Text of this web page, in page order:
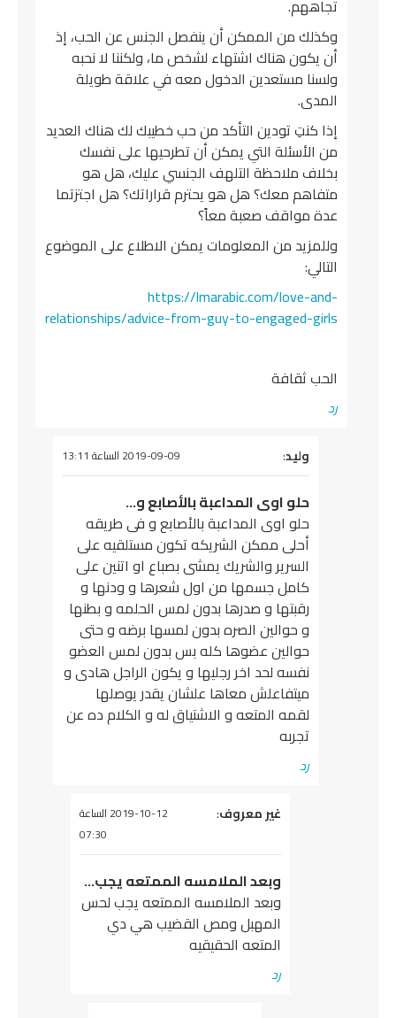
تجاههم.
وكذلك من الممكن أن ينفصل الجنس عن الحب، إذ
أن يكون هناك اشتهاء لشخص ما، ولكننا لا نحبه
ولسنا مستعدين الدخول معه في علاقة طويلة
المدى.
إذا كنتِ تودين التأكد من حب خطيبك لك هناك العديد
من الأسئلة التي يمكن أن تطرحيها على نفسك
بخلاف ملاحظة التلهف الجنسي عليك، هل هو
متفاهم معك؟ هل هو يحترم قراراتك؟ هل اجتزتما
عدة مواقف صعبة معاً؟
وللمزيد من المعلومات يمكن الاطلاع على الموضوع
التالي:
https://lmarabic.com/love-and-
relationships/advice-from-guy-to-engaged-girls
الحب ثقافة
رد
يقول
وليد: 2019-09-09 الساعة 13:11
حلو اوى المداعبة بالأصابع و…
حلو اوى المداعبة بالأصابع و فى طريقه
أحلى ممكن الشريكه تكون مستلقيه على
السرير والشريك يمشى بصباع او اتنين على
كامل جسمها من اول شعرها و ودنها و
رقبتها و صدرها بدون لمس الحلمه و بطنها
و حوالين الصره بدون لمسها برضه و حتى
حوالين عضوها كله بس بدون لمس العضو
نفسه لحد اخر رجليها و يكون الراجل هادى و
ميتفاعلش معاها علشان يقدر يوصلها
لقمه المتعه و الاشتياق له و الكلام ده عن
تجربه
رد
يقول
غير معروف:
2019-10-12 الساعة
07:30
وبعد الملامسه الممتعه يجب…
وبعد الملامسه الممتعه يجب لحس
المهبل ومص القضيب هي دي
المتعه الحقيقيه
رد